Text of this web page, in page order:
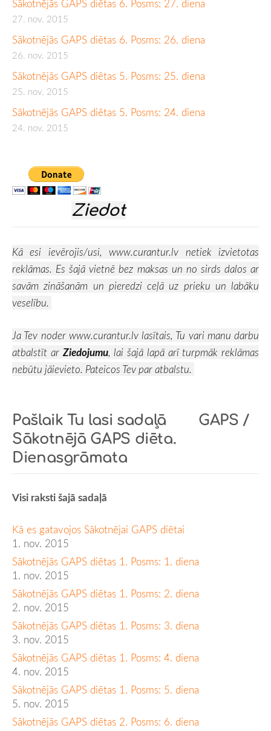
Sākotnējās GAPS diētas 6. Posms: 27. diena
27. nov. 2015
Sākotnējās GAPS diētas 6. Posms: 26. diena
26. nov. 2015
Sākotnējās GAPS diētas 5. Posms: 25. diena
25. nov. 2015
Sākotnējās GAPS diētas 5. Posms: 24. diena
24. nov. 2015
Ziedot
Kā esi ievērojis/usi, www.curantur.lv netiek izvietotas
reklāmas. Es šajā vietnē bez maksas un no sirds dalos ar
savām zināšanām un pieredzi ceļā uz prieku un labāku
veselību.
Ja Tev noder www.curantur.lvlasītais, Tu vari manu darbu
atbalstīt ar Ziedojumu, lai šajā lapā arī turpmāk reklāmas
nebūtu jāievieto. Pateicos Tev par atbalstu.
Pašlaik Tu lasi sadaļā GAPS /
Sākotnējā GAPS diēta.
Dienasgrāmata
Visi raksti šajā sadaļā
Kā es gatavojos Sākotnējai GAPS diētai
1. nov. 2015
Sākotnējās GAPS diētas 1. Posms: 1. diena
1. nov. 2015
Sākotnējās GAPS diētas 1. Posms: 2. diena
2. nov. 2015
Sākotnējās GAPS diētas 1. Posms: 3. diena
3. nov. 2015
Sākotnējās GAPS diētas 1. Posms: 4. diena
4. nov. 2015
Sākotnējās GAPS diētas 1. Posms: 5. diena
5. nov. 2015
Sākotnējās GAPS diētas 2. Posms: 6. diena